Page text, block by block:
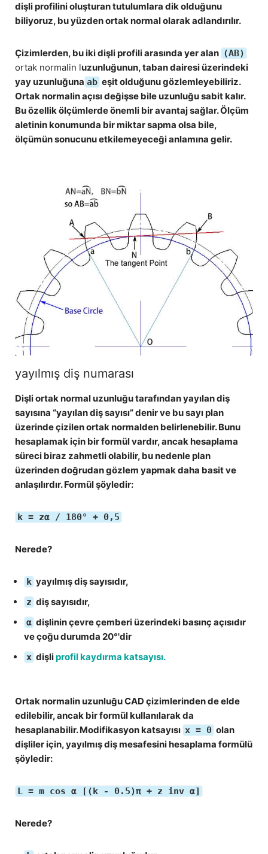
dişli profilini oluşturan tutulumlara dik olduğunu
biliyoruz, bu yüzden ortak normal olarak adlandırılır.
Çizimlerden, bu iki dişli profili arasında yer alan (AB)
ortak normalin luzunluğunun,taban dairesi üzerindeki
yay uzunluğuna ab eşitolduğunu gözlemleyebiliriz.
Ortak normalin açısı değişse bile uzunluğu sabit kalır.
Bu özellik ölçümlerde önemli bir avantaj sağlar. Ölçüm
aletinin konumunda bir miktar sapma olsa bile,
ölçümün sonucunu etkilemeyeceği anlamına gelir.
yayılmış diş numarası
Dişli ortak normal uzunluğu tarafından yayılan diş
sayısına “yayılan diş sayısı” denir ve bu sayı plan
üzerinde çizilen ortak normalden belirlenebilir. Bunu
hesaplamak için bir formül vardır, ancak hesaplama
süreci biraz zahmetli olabilir, bu nedenle plan
üzerinden doğrudan gözlem yapmak daha basit ve
anlaşılırdır. Formül şöyledir:
k = zα / 180° + 0,5
Nerede?
k yayılmış diş sayısıdır,
z diş sayısıdır,
α dişlinin çevre çemberi üzerindeki basınç açısıdır
ve çoğu durumda 20°'dir
x dişliprofil kaydırma katsayısı.
Ortak normalin uzunluğu CAD çizimlerinden de elde
edilebilir, ancak bir formül kullanılarak da
hesaplanabilir. Modifikasyon katsayısı x = 0 olan
dişliler için, yayılmış diş mesafesini hesaplama formülü
şöyledir:
L = m cos α [(k - 0.5)π + z inv α]
Nerede?